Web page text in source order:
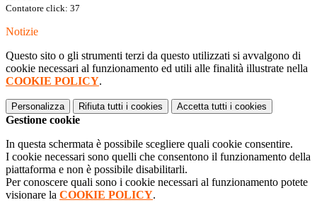
Contatore click: 37
Notizie
Questo sito o gli strumenti terzi da questo utilizzati si avvalgono di
cookie necessari al funzionamento ed utili alle finalità illustrate nella
COOKIE POLICY.
Personalizza Rifiuta tutti i cookies Accetta tutti i cookies
Gestione cookie
In questa schermata è possibile scegliere quali cookie consentire.
I cookie necessari sono quelli che consentono il funzionamento della
piattaforma e non è possibile disabilitarli.
Per conoscere quali sono i cookie necessari al funzionamento potete
visionare la COOKIE POLICY.